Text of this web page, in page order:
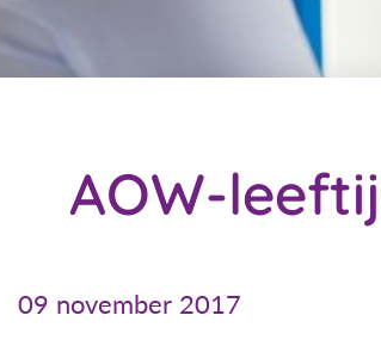
AOW-
09 november 2017